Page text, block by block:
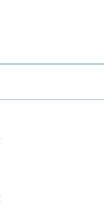
拠点一覧